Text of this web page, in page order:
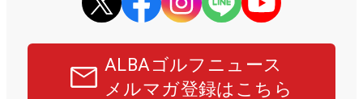
ALBAゴルフニュース
メルマガ登録はこちら